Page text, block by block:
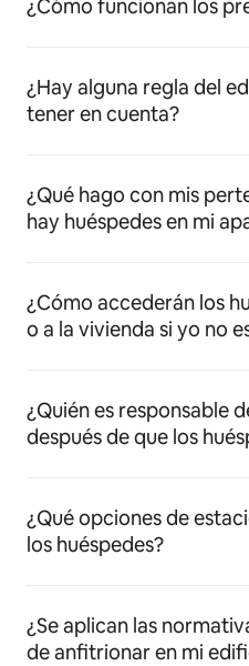
¿Cómo funcionan los
¿Hay alguna regla del
tener en cuenta?
¿Qué hago con mis
hay huéspedes en mi
¿Cómo accederán los
o a la vivienda si yo no
¿Quién es responsable
después de que los
¿Qué opciones de
los huéspedes?
¿Se aplican las
de anfitrionar en mi